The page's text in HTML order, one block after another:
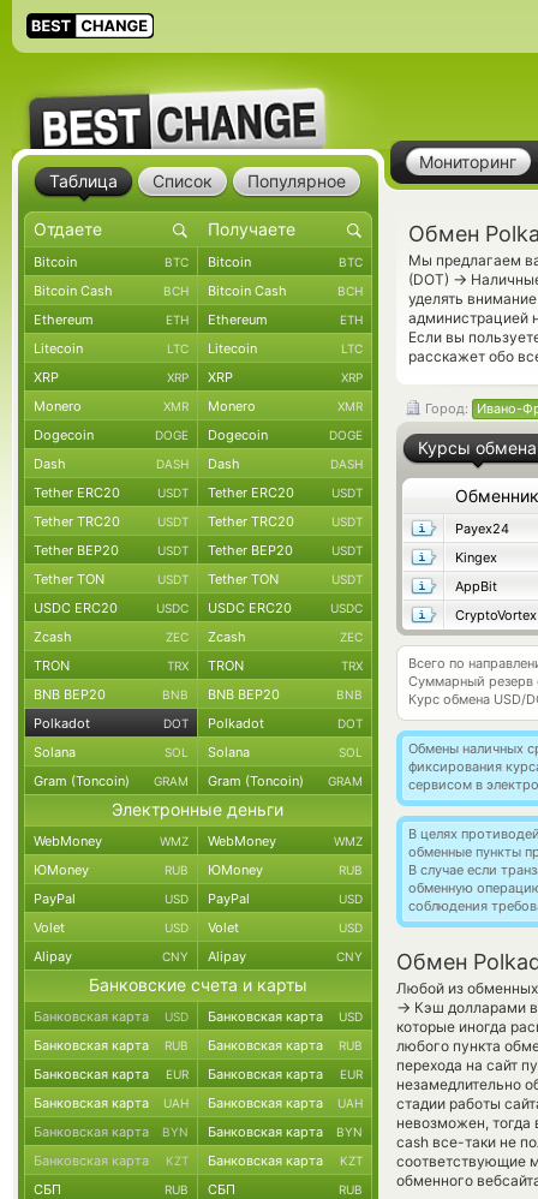
Мониторинг
Обмен
Мы предлагаем
(DOT) →
уделять
администрацией
Если вы
расскажет обо
Город: Ивано-
Курсы обмена
Обменник
Payex24
Kingex
AppBit
CryptoVortex
Всего по
Суммарный резерв
Курс обмена USD/
Обмены наличных
фиксирования
сервисом в
В целях
обменные пункты
В случае если
обменную
соблюдения
Обмен
Любой из обменных
→ Кэш долларами
которые иногда
любого пункта
перехода на сайт
незамедлительно
стадии работы
невозможен,
cash все-таки не
соответствующие
обменного
Таблица Список Популярное
Bitcoin BTC Bitcoin BTC
Bitcoin Cash BCH Bitcoin Cash BCH
Ethereum ETH Ethereum ETH
Litecoin LTC Litecoin LTC
XRP XRP XRP XRP
Monero XMR Monero XMR
Dogecoin DOGE Dogecoin DOGE
Dash DASH Dash DASH
Tether ERC20 USDT Tether ERC20 USDT
Tether TRC20 USDT Tether TRC20 USDT
Tether BEP20 USDT Tether BEP20 USDT
Tether TON USDT Tether TON USDT
USDC ERC20 USDC USDC ERC20 USDC
Zcash ZEC Zcash ZEC
TRON TRX TRON TRX
BNB BEP20 BNB BNB BEP20 BNB
Polkadot DOT Polkadot DOT
Solana SOL Solana SOL
Gram (Toncoin) GRAM Gram (Toncoin) GRAM
Электронные деньги
WebMoney WMZ WebMoney WMZ
ЮMoney RUB ЮMoney RUB
PayPal USD PayPal USD
Volet USD Volet USD
Alipay CNY Alipay CNY
Банковские счета и карты
Банковская карта USD Банковская карта USD
Банковская карта RUB Банковская карта RUB
Банковская карта EUR Банковская карта EUR
Банковская карта UAH Банковская карта UAH
Банковская карта BYN Банковская карта BYN
Банковская карта KZT Банковская карта KZT
СБП RUB СБП RUB